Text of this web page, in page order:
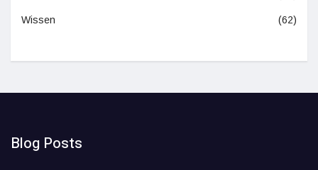
Wissen (62)
Blog Posts